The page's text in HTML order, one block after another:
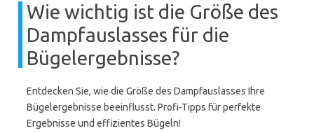
Wie wichtig ist die Größe des
Dampfauslasses für die
Bügelergebnisse?
Entdecken Sie, wie die Größe des Dampfauslasses Ihre
Bügelergebnisse beeinflusst. Profi-Tipps für perfekte
Ergebnisse und effizientes Bügeln!